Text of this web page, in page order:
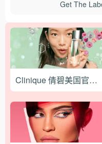
Get The
Clinique 倩碧美国官网2022最新海淘下单教程